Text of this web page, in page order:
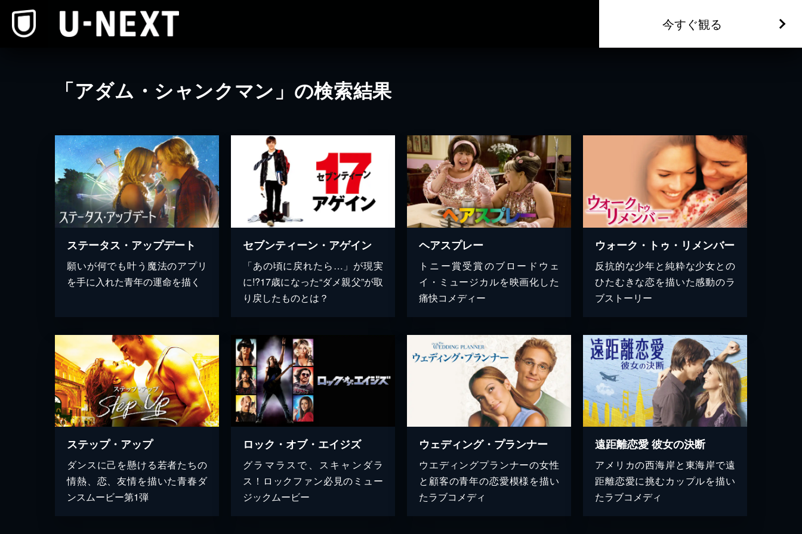
今すぐ観る
「アダム・シャンクマン」の検索結果
ステータス・アップデート
願いが何でも叶う魔法のアプリ
を手に入れた青年の運命を描く
セブンティーン・アゲイン
「あの頃に戻れたら…」が現実
に!?17歳になった“ダメ親父”が取
り戻したものとは？
ヘアスプレー
トニー賞受賞のブロードウェ
イ・ミュージカルを映画化した
痛快コメディー
ウォーク・トゥ・リメンバー
反抗的な少年と純粋な少女との
ひたむきな恋を描いた感動のラ
ブストーリー
ステップ・アップ
ダンスに己を懸ける若者たちの
情熱、恋、友情を描いた青春ダ
ンスムービー第1弾
ロック・オブ・エイジズ
グラマラスで、スキャンダラ
ス！ロックファン必見のミュー
ジックムービー
ウェディング・プランナー
ウエディングプランナーの女性
と顧客の青年の恋愛模様を描い
たラブコメディ
遠距離恋愛 彼女の決断
アメリカの西海岸と東海岸で遠
距離恋愛に挑むカップルを描い
たラブコメディ